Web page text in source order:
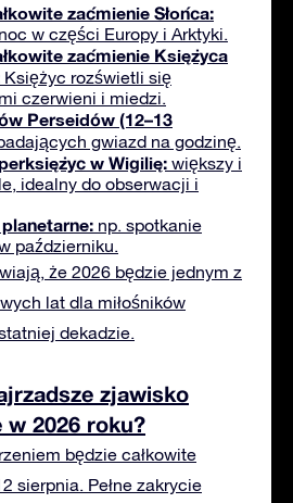
zaćmienie Słońca:
w części Europy i Arktyki.
zaćmienie Księżyca
Księżyc rozświetli się
czerwieni i miedzi.
Perseidów (12–13
gwiazd na godzinę.
w Wigilię: większy i
idealny do obserwacji i
planetarne: np. spotkanie
październiku.
że 2026 będzie jednym z
lat dla miłośników
dekadzie.
zjawisko
2026 roku?
będzie całkowite
sierpnia. Pełne zakrycie